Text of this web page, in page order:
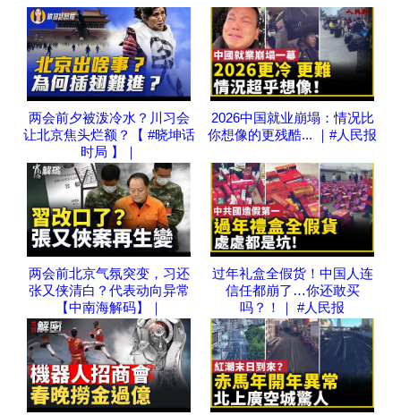
两会前夕被泼冷水？川习会
让北京焦头烂额？【 #晓坤话
时局 】｜
2026中国就业崩塌：情况比
你想像的更残酷... ｜#人民报
两会前北京气氛突变，习还
张又侠清白？代表动向异常
【中南海解码】｜
过年礼盒全假货！中国人连
信任都崩了…你还敢买
吗？！｜ #人民报